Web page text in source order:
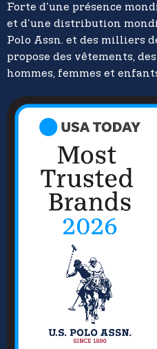
Forte d'une présence
et d'une distribution
Polo Assn. et des milliers
propose des vêtements,
hommes, femmes et